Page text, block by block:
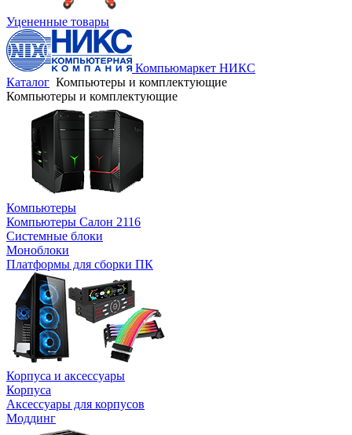
Уцененные товары
Компьюмаркет НИКС
Каталог Компьютеры и комплектующие
Компьютеры и комплектующие
Компьютеры
Компьютеры Салон 2116
Системные блоки
Моноблоки
Платформы для сборки ПК
Корпуса и аксессуары
Корпуса
Аксессуары для корпусов
Моддинг